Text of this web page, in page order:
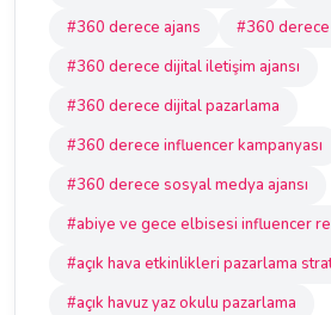
#360 derece ajans
#360
#360 derece dijital iletişim ajansı
#360 derece dijital pazarlama
#360 derece influencer kampanyası
#360 derece sosyal medya ajansı
#abiye ve gece elbisesi influencer
#açık hava etkinlikleri pazarlama
#açık havuz yaz okulu pazarlama